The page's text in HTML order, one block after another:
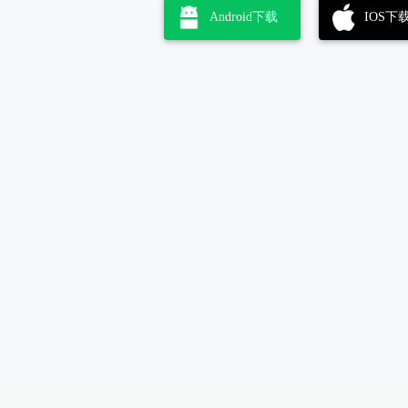
Android下载 IOS下